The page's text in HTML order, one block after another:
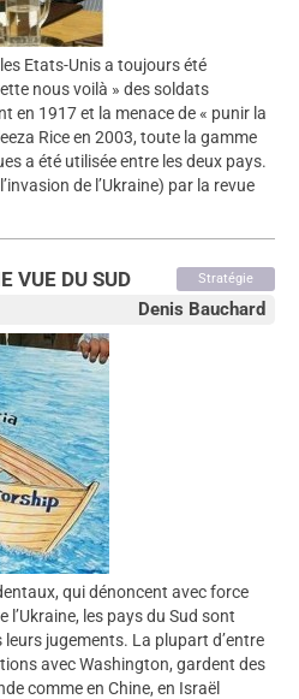
Etats-Unis a toujours été
nous voilà » des soldats
en 1917 et la menace de « punir la
Rice en 2003, toute la gamme
a été utilisée entre les deux pays.
de l’Ukraine) par la revue
Stratégie
VUE DU SUD
Denis Bauchard
qui dénoncent avec force
l’Ukraine, les pays du Sud sont
jugements. La plupart d’entre
avec Washington, gardent des
comme en Chine, en Israël